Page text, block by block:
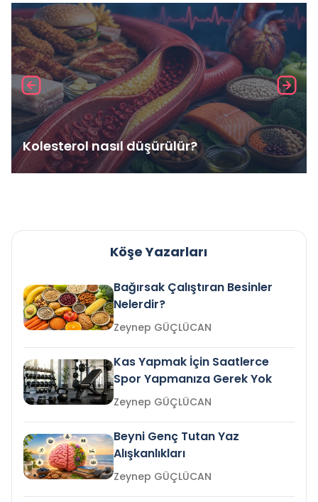
Kolesterol nasıl düşürülür?
Köşe Yazarları
Bağırsak Çalıştıran Besinler
Nelerdir?
Zeynep GÜÇLÜCAN
Kas Yapmak İçin Saatlerce
Spor Yapmanıza Gerek Yok
Zeynep GÜÇLÜCAN
Beyni Genç Tutan Yaz
Alışkanlıkları
Zeynep GÜÇLÜCAN